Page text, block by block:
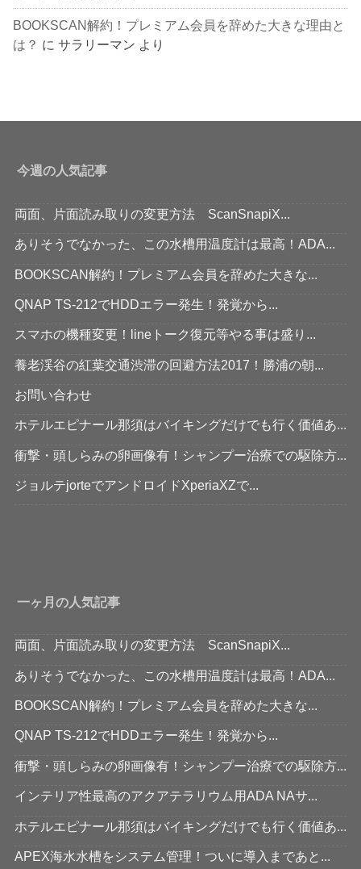
BOOKSCAN解約！プレミアム会員を辞めた大きな理由と
は？ にサラリーマン より
今週の人気記事
両面、片面読み取りの変更方法 ScanSnapiX...
ありそうでなかった、この水槽用温度計は最高！ADA...
BOOKSCAN解約！プレミアム会員を辞めた大きな...
QNAP TS-212でHDDエラー発生！発覚から...
スマホの機種変更！lineトーク復元等やる事は盛り...
養老渓谷の紅葉交通渋滞の回避方法2017！勝浦の朝...
お問い合わせ
ホテルエピナール那須はバイキングだけでも行く価値あ...
衝撃・頭しらみの卵画像有！シャンプー治療での駆除方...
ジョルテjorteでアンドロイドXperiaXZで...
一ヶ月の人気記事
両面、片面読み取りの変更方法 ScanSnapiX...
ありそうでなかった、この水槽用温度計は最高！ADA...
BOOKSCAN解約！プレミアム会員を辞めた大きな...
QNAP TS-212でHDDエラー発生！発覚から...
衝撃・頭しらみの卵画像有！シャンプー治療での駆除方...
インテリア性最高のアクアテラリウム用ADA NAサ...
ホテルエピナール那須はバイキングだけでも行く価値あ...
APEX海水水槽をシステム管理！ついに導入まであと...